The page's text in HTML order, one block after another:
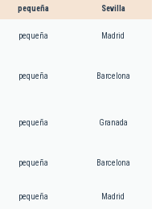
pequeña Sevilla
pequeña Madrid
pequeña Barcelona
pequeña Granada
pequeña Barcelona
pequeña Madrid